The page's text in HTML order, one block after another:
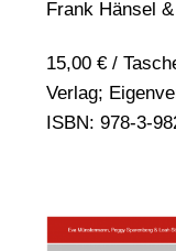
Frank Hänsel
15,00 € /
Verlag;
ISBN: 978-3-